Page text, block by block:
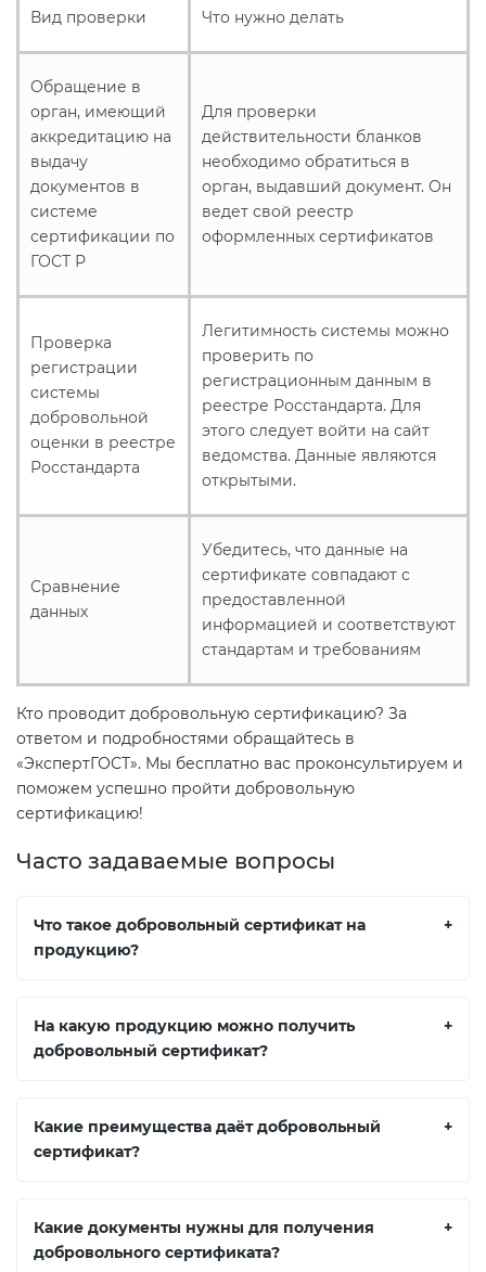
Вид проверки Что нужно делать
Обращение в
орган, имеющий
аккредитацию на
выдачу
документов в
системе
сертификации по
ГОСТ Р
Для проверки
действительности бланков
необходимо обратиться в
орган, выдавший документ. Он
ведет свой реестр
оформленных сертификатов
Проверка
регистрации
системы
добровольной
оценки в реестре
Росстандарта
Легитимность системы можно
проверить по
регистрационным данным в
реестре Росстандарта. Для
этого следует войти на сайт
ведомства. Данные являются
открытыми.
Сравнение
данных
Убедитесь, что данные на
сертификате совпадают с
предоставленной
информацией и соответствуют
стандартам и требованиям
Кто проводит добровольную сертификацию? За
ответом и подробностями обращайтесь в
«ЭкспертГОСТ». Мы бесплатно вас проконсультируем и
поможем успешно пройти добровольную
сертификацию!
Часто задаваемые вопросы
Что такое добровольный сертификат на
продукцию?
+
На какую продукцию можно получить
добровольный сертификат?
+
Какие преимущества даёт добровольный
сертификат?
+
Какие документы нужны для получения
добровольного сертификата?
+